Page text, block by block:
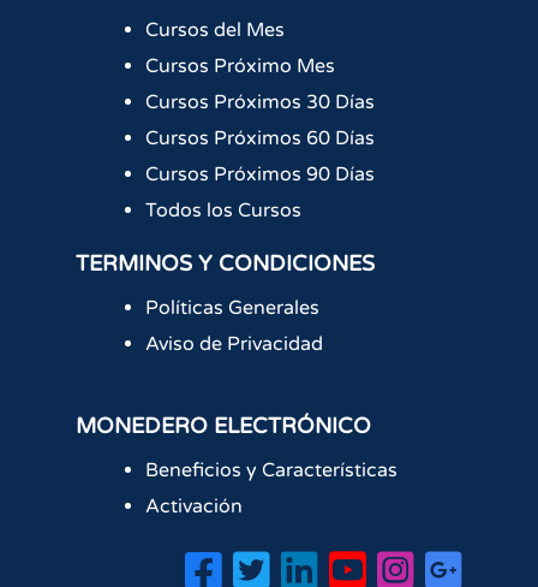
Cursos del Mes
Cursos Próximo Mes
Cursos Próximos 30 Días
Cursos Próximos 60 Días
Cursos Próximos 90 Días
Todos los Cursos
TERMINOS Y CONDICIONES
Políticas Generales
Aviso de Privacidad
MONEDERO ELECTRÓNICO
Beneficios y Características
Activación